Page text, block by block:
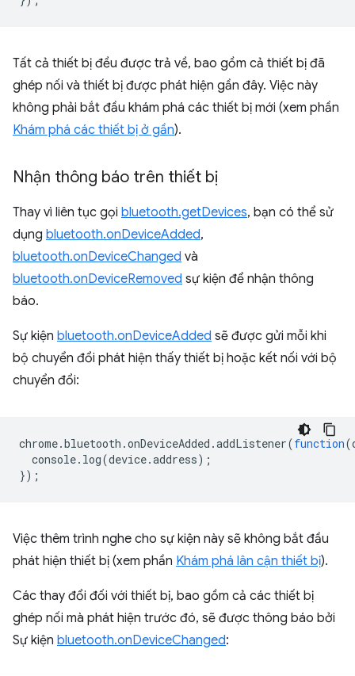
Tất cả thiết bị đều được trả về, bao gồm cả thiết bị đã
ghép nối và thiết bị được phát hiện gần đây. Việc này
không phải bắt đầu khám phá các thiết bị mới (xem phần
Khám phá các thiết bị ở gần).
Nhận thông báo trên thiết bị
Thay vì liên tục gọi bluetooth.getDevices, bạn có thể sử
dụng bluetooth.onDeviceAdded,
bluetooth.onDeviceChanged và
bluetooth.onDeviceRemoved sự kiện để nhận thông
báo.
Sự kiện bluetooth.onDeviceAdded sẽ được gửi mỗi khi
bộ chuyển đổi phát hiện thấy thiết bị hoặc kết nối với bộ
chuyển đổi:
chrome.bluetooth .onDeviceAdded .addListener(function(
console. log(device.address);
});
Việc thêm trình nghe cho sự kiện này sẽ không bắt đầu
phát hiện thiết bị (xem phần Khám phá lân cận thiết bị).
Các thay đổi đối với thiết bị, bao gồm cả các thiết bị
ghép nối mà phát hiện trước đó, sẽ được thông báo bởi
Sự kiện bluetooth.onDeviceChanged: